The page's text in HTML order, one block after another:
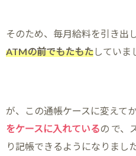
そのため、毎月給料を引き出
ATMの前でもたもた していま
が、この通帳ケースに変えて
をケースに入れているの で、
り記帳できるようになりました